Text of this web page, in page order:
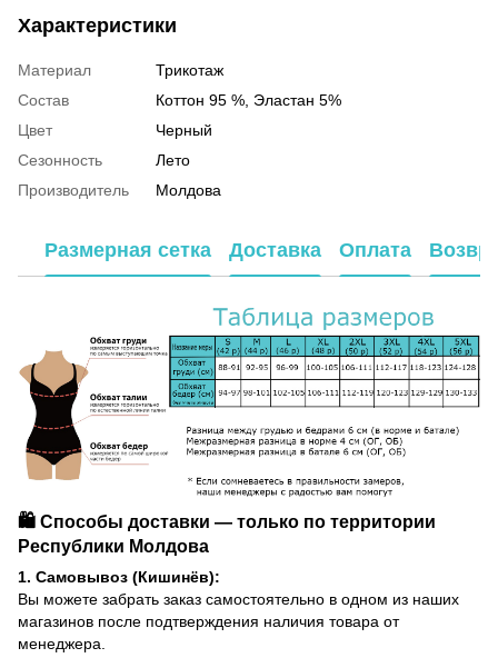
Характеристики
Материал
Трикотаж
Состав
Коттон 95 %, Эластан 5%
Цвет
Черный
Сезонность
Лето
Производитель
Молдова
Размерная сетка Доставка Оплата
🛍️ Способы доставки — только по территории
Республики Молдова
1. Самовывоз (Кишинёв):
Вы можете забрать заказ самостоятельно в одном из наших
магазинов после подтверждения наличия товара от
менеджера.